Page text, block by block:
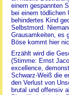
einem gespannten
bei einem tödlichen
behindertes Kind
Selbstmord.
Grausamkeiten, es
Böse kommt hier
Erzählt wird die
(Stimme: Ernst
excellence,
Schwarz-Weiß die
den Verlust von
brutal und offensiv